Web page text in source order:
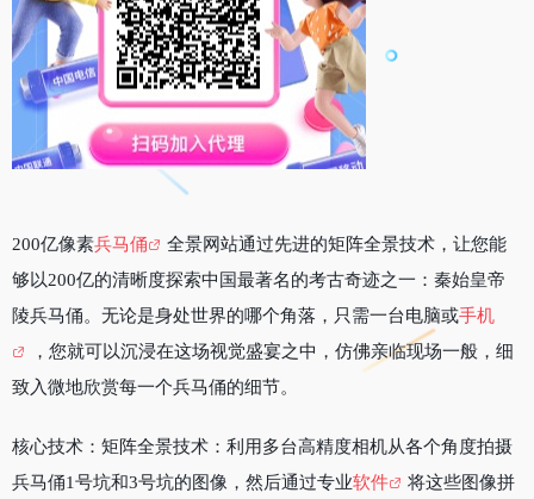
200亿像素兵马俑
全景网站通过先进的矩阵全景技术，让您能
够以200亿的清晰度探索中国最著名的考古奇迹之一：秦始皇帝
陵兵马俑。无论是身处世界的哪个角落，只需一台电脑或手机
，您就可以沉浸在这场视觉盛宴之中，仿佛亲临现场一般，细
致入微地欣赏每一个兵马俑的细节。
核心技术：矩阵全景技术：利用多台高精度相机从各个角度拍摄
兵马俑1号坑和3号坑的图像，然后通过专业软件
将这些图像拼